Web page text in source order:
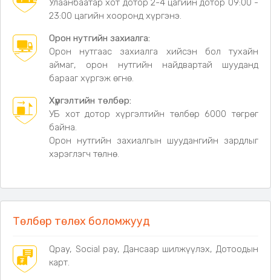
Улаанбаатар хот дотор 2-4 цагийн дотор 09:00 -
23:00 цагийн хооронд хүргэнэ.
Орон нутгийн захиалга:
Орон нутгаас захиалга хийсэн бол тухайн
аймаг, орон нутгийн найдвартай шууданд
барааг хүргэж өгнө.
Хүргэлтийн төлбөр:
УБ хот дотор хүргэлтийн төлбөр 6000 төгрөг
байна.
Орон нутгийн захиалгын шуудангийн зардлыг
хэрэглэгч төлнө.
Төлбөр төлөх боломжууд
Qpay, Social pay, Дансаар шилжүүлэх, Дотоодын
карт.